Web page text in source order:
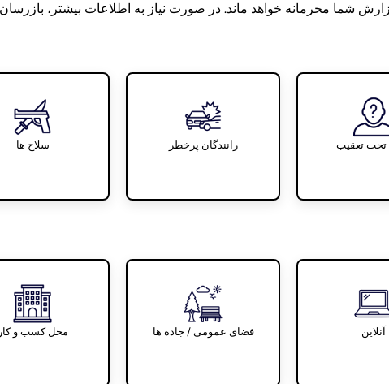
گزارش در مورد چیست؟
سلاح ها گزارش در مورد چیست؟
رانندگان پرخطر چیست؟
تحت تعقیب
کجا این اتفاق افتاد؟
محل کسب و کار کجا این اتفاق افتاد؟
فضای عمومی / جاده ها آنلاین